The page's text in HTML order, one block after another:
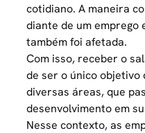
cotidiano. A maneira
diante de um emprego
também foi afetada.
Com isso, receber o
de ser o único objetivo
diversas áreas, que
desenvolvimento em
Nesse contexto, as